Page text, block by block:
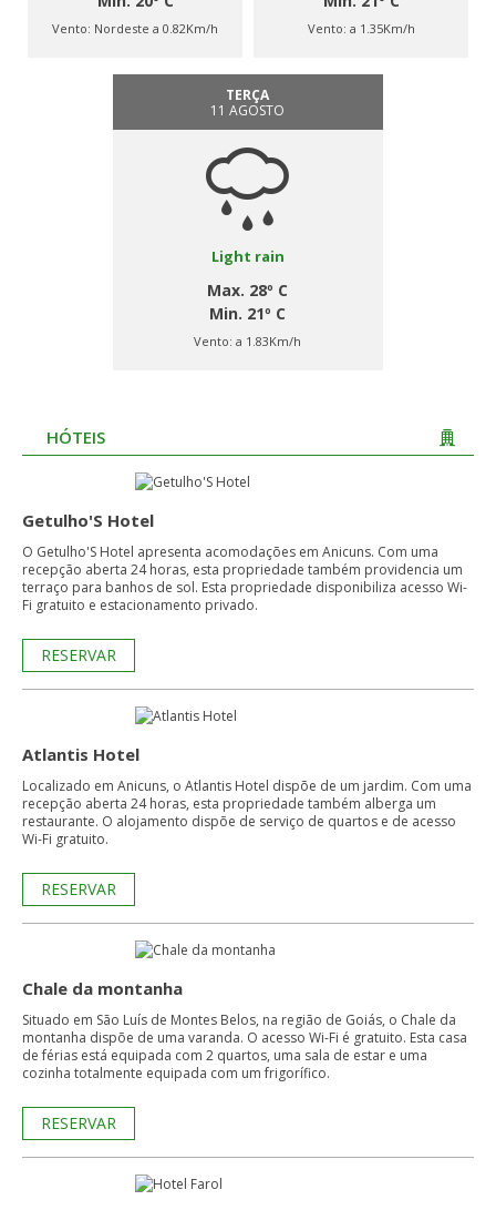
Vento: Nordeste a 0.82Km/h Vento: a 1.35Km/h
TERÇA
11 AGOSTO
Light rain
Max. 28º C
Min. 21º C
Vento:a 1.83Km/h
HÓTEIS
Getulho'S Hotel
O Getulho'S Hotel apresenta acomodações em Anicuns. Com uma
recepção aberta 24 horas, esta propriedade também providencia um
terraço para banhos de sol. Esta propriedade disponibiliza acesso Wi-
Fi gratuito e estacionamento privado.
RESERVAR
Atlantis Hotel
Localizado em Anicuns, o Atlantis Hotel dispõe de um jardim. Com uma
recepção aberta 24 horas, esta propriedade também alberga um
restaurante. O alojamento dispõe de serviço de quartos e de acesso
Wi-Fi gratuito.
RESERVAR
Chale da montanha
Situado em São Luís de Montes Belos, na região de Goiás, o Chale da
montanha dispõe de uma varanda. O acesso Wi-Fi é gratuito. Esta casa
de férias está equipada com 2 quartos, uma sala de estar e uma
cozinha totalmente equipada com um frigorífico.
RESERVAR